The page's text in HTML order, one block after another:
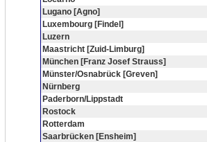
Lugano [Agno]
Luxembourg [Findel]
Luzern
Maastricht [Zuid-Limburg]
München [Franz Josef Strauss]
Münster/Osnabrück [Greven]
Nürnberg
Paderborn/Lippstadt
Rostock
Rotterdam
Saarbrücken [Ensheim]